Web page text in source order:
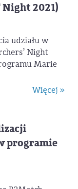
Night 2021)
udziału w
Night
Marie
Więcej »
programie